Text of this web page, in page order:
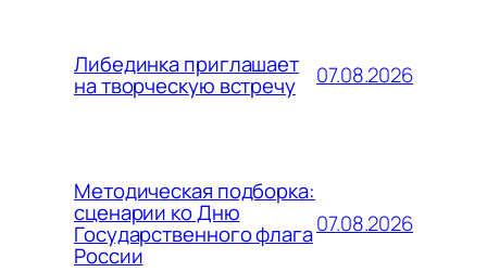
Либединка приглашает
на творческую встречу 07.08.2026
Методическая подборка:
сценарии ко Дню
Государственного флага
России
07.08.2026